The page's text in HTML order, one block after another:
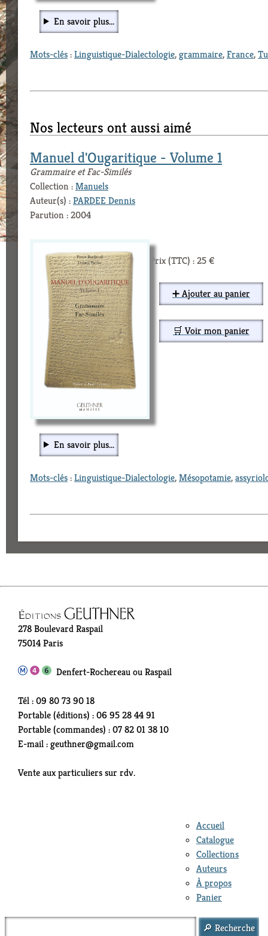
En savoir plus...
Mots-clés:Linguistique-Dialectologie,grammaire,France,
Nos lecteurs ont aussi aimé
Manuel d'Ougaritique - Volume 1
Grammaire et Fac-Similés
Collection :Manuels
Auteur(s) :PARDEE Dennis
Parution : 2004
Prix (TTC) : 25 €
➕ Ajouter au panier
🛒 Voir mon panier
En savoir plus...
Mots-clés:Linguistique-Dialectologie,Mésopotamie,
278 Boulevard Raspail
75014 Paris
Denfert-Rochereau ou Raspail
Tél : 09 80 73 90 18
Portable (éditions) : 06 95 28 44 91
Portable (commandes) : 07 82 01 38 10
E-mail : geuthner@gmail.com
Vente aux particuliers sur rdv.
Accueil
Catalogue
Collections
Auteurs
À propos
Panier